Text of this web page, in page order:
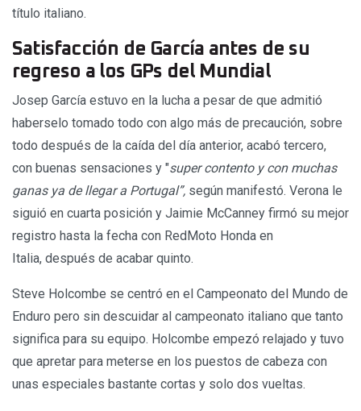
título italiano.
Satisfacción de García antes de su
regreso a los GPs del Mundial
Josep García estuvo en la lucha a pesar de que admitió
haberselo tomado todo con algo más de precaución, sobre
todo después de la caída del día anterior, acabó tercero,
con buenas sensaciones y "super contento y con muchas
ganas ya de llegar a Portugal”, según manifestó. Verona le
siguió en cuarta posición y Jaimie McCanney firmó su mejor
registro hasta la fecha con RedMoto Honda en
Italia, después de acabar quinto.
Steve Holcombe se centró en el Campeonato del Mundo de
Enduro pero sin descuidar al campeonato italiano que tanto
significa para su equipo. Holcombe empezó relajado y tuvo
que apretar para meterse en los puestos de cabeza con
unas especiales bastante cortas y solo dos vueltas.